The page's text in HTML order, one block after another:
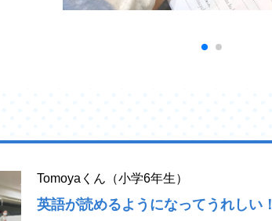
Tomoyaくん（小学6年生）
英語が読めるようになってうれしい！